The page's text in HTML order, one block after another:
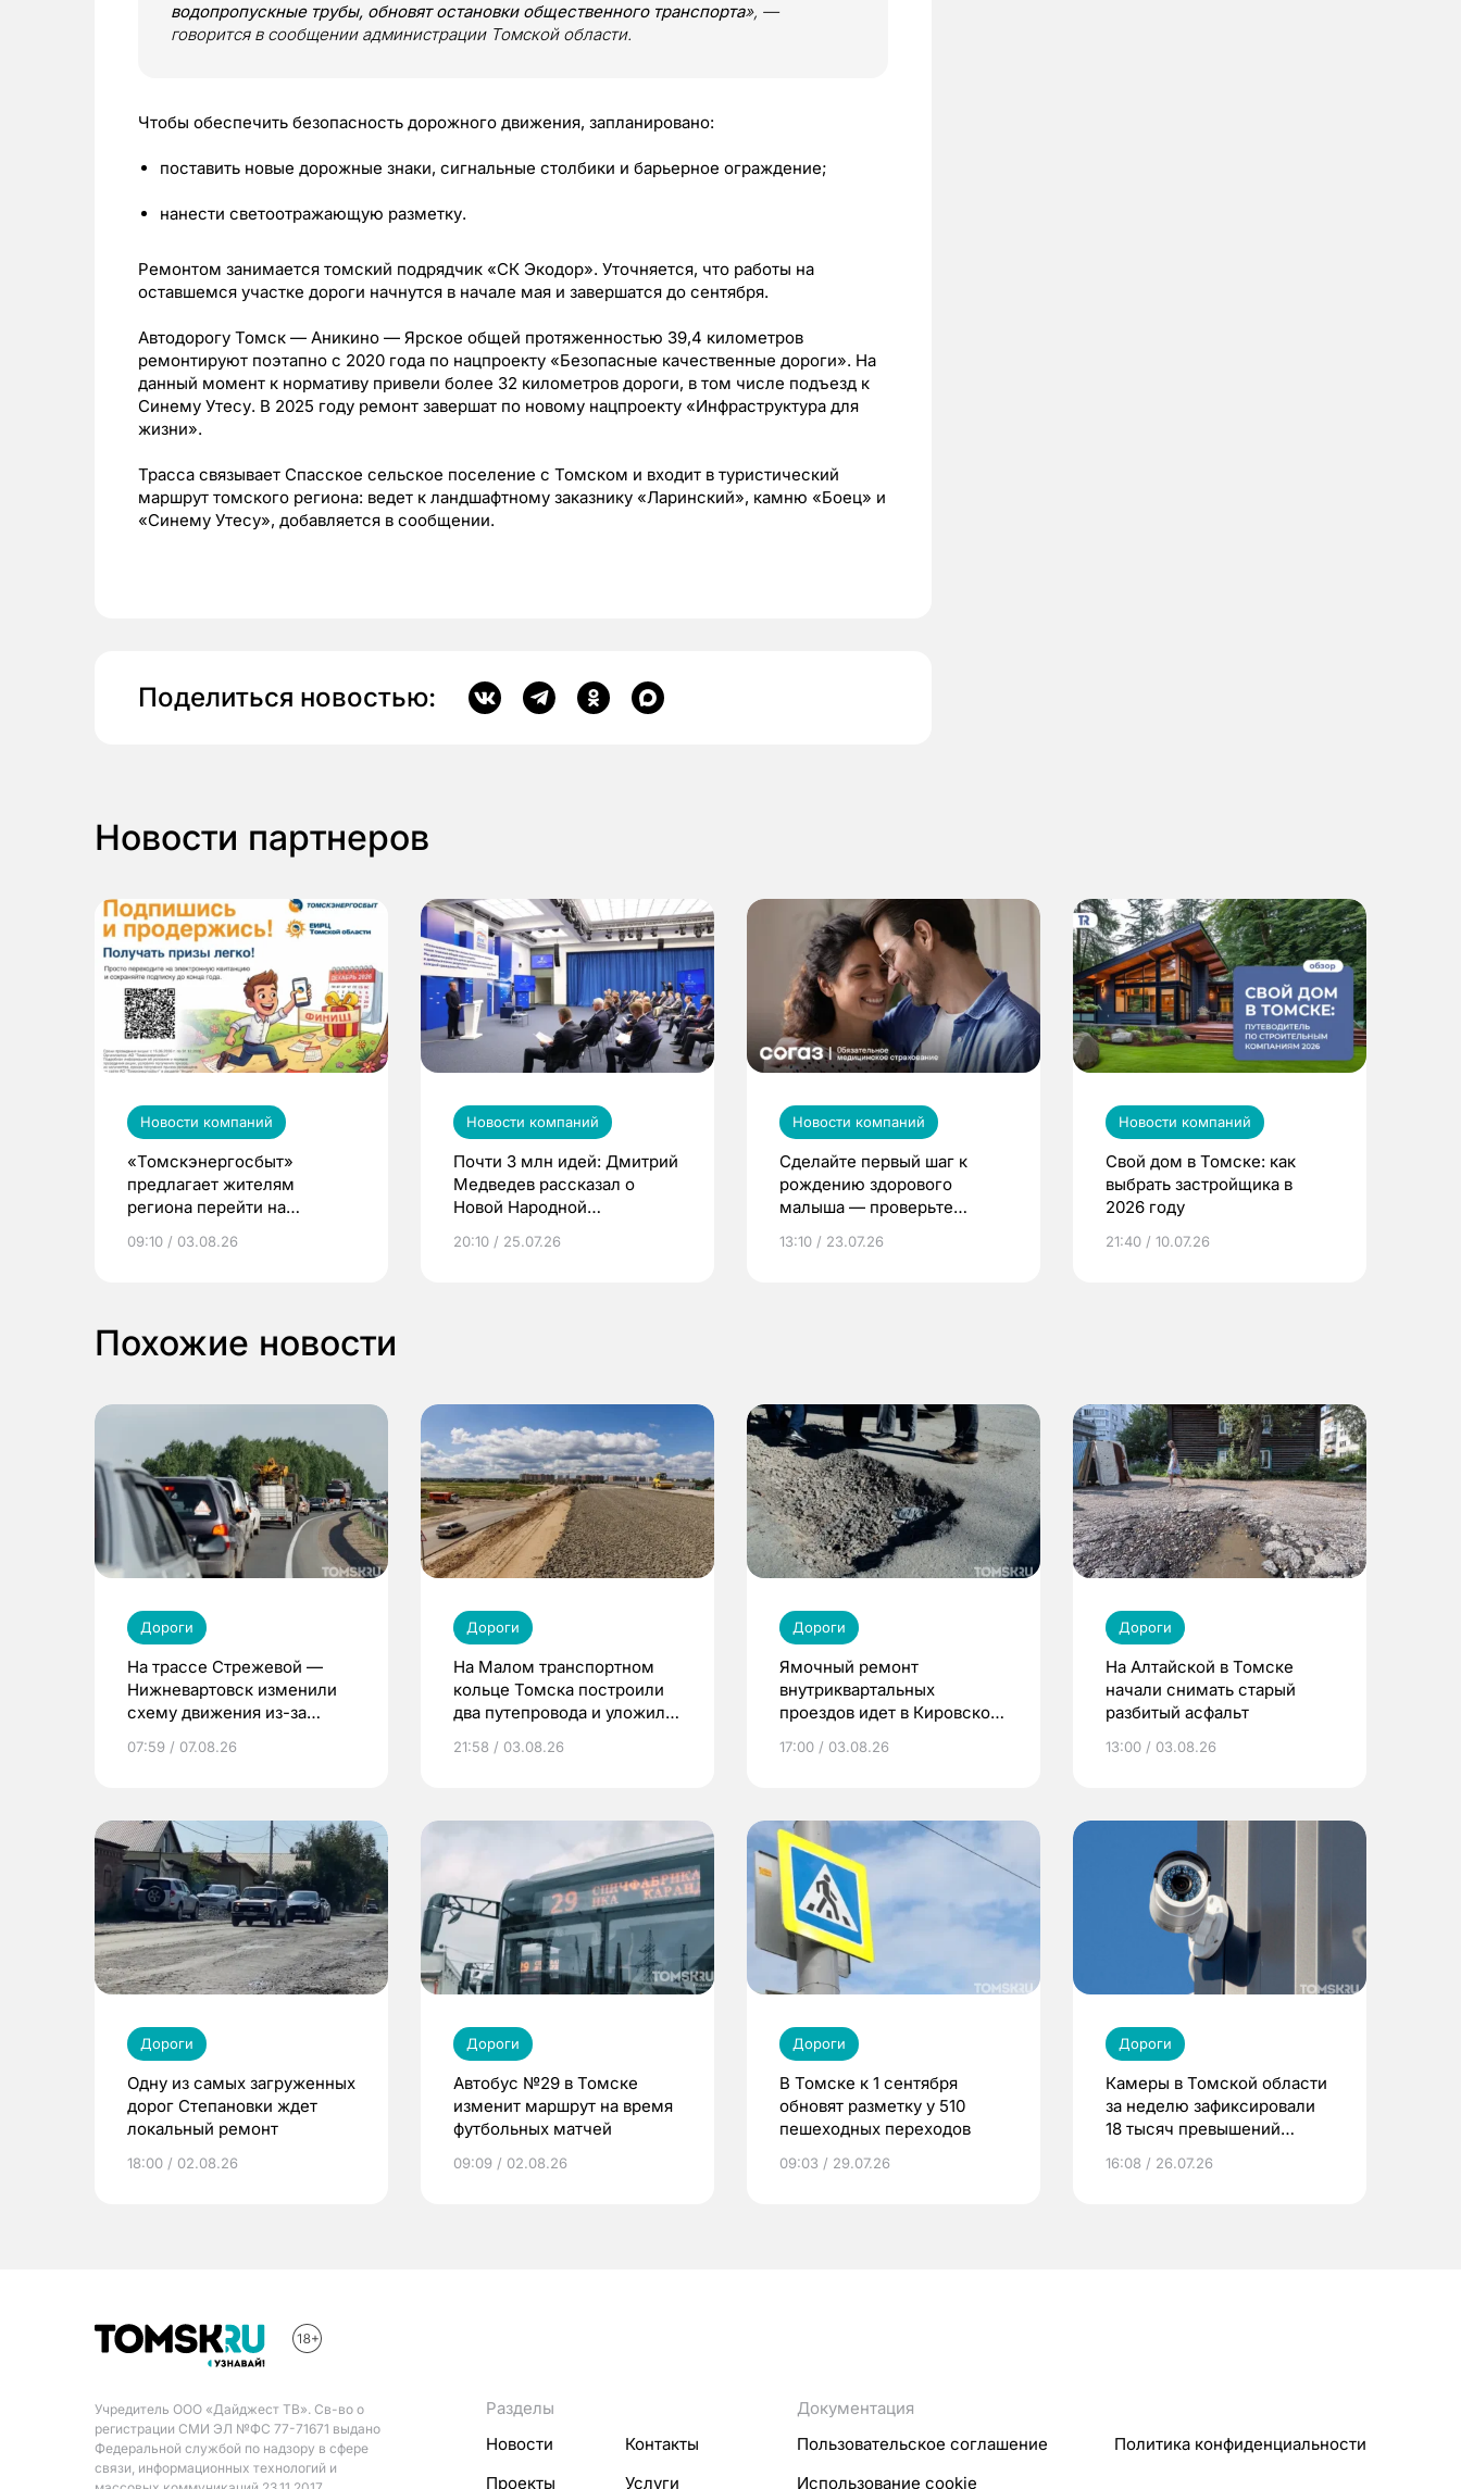
водопропускные трубы, обновят остановки общественного транспорта», —
говорится в сообщении администрации Томской области.
Чтобы обеспечить безопасность дорожного движения, запланировано:
поставить новые дорожные знаки, сигнальные столбики и барьерное ограждение;
нанести светоотражающую разметку.
Ремонтом занимается томский подрядчик «СК Экодор». Уточняется, что работы на
оставшемся участке дороги начнутся в начале мая и завершатся до сентября.
Автодорогу Томск — Аникино — Ярское общей протяженностью 39,4 километров
ремонтируют поэтапно с 2020 года по нацпроекту «Безопасные качественные дороги». На
данный момент к нормативу привели более 32 километров дороги, в том числе подъезд к
Синему Утесу. В 2025 году ремонт завершат по новому нацпроекту «Инфраструктура для
жизни».
Трасса связывает Спасское сельское поселение с Томском и входит в туристический
маршрут томского региона: ведет к ландшафтному заказнику «Ларинский», камню «Боец» и
«Синему Утесу», добавляется в сообщении.
Поделиться новостью:
Новости партнеров
Новости компаний
«Томскэнергосбыт»
предлагает жителям
региона перейти на
выиграть призы
09:10 / 03.08.26
Новости компаний
Почти 3 млн идей: Дмитрий
Медведев рассказал о
Новой Народной
20:10 / 25.07.26
Новости компаний
Сделайте первый шаг к
рождению здорового
малыша — проверьте
по ОМС!
13:10 / 23.07.26
Новости компаний
Свой дом в Томске: как
выбрать застройщика в
2026 году
21:40 / 10.07.26
Похожие новости
Дороги
На трассе Стрежевой —
Нижневартовск изменили
схему движения из-за
07:59 / 07.08.26
Дороги
На Малом транспортном
кольце Томска построили
два путепровода и уложили
21:58 / 03.08.26
Дороги
Ямочный ремонт
внутриквартальных
проездов идет в Кировском
17:00 / 03.08.26
Дороги
На Алтайской в Томске
начали снимать старый
разбитый асфальт
13:00 / 03.08.26
Дороги
Одну из самых загруженных
дорог Степановки ждет
локальный ремонт
18:00 / 02.08.26
Дороги
Автобус №29 в Томске
изменит маршрут на время
футбольных матчей
09:09 / 02.08.26
Дороги
В Томске к 1 сентября
обновят разметку у 510
пешеходных переходов
09:03 / 29.07.26
Дороги
Камеры в Томской области
за неделю зафиксировали
18 тысяч превышений
16:08 / 26.07.26
Учредитель ООО «Дайджест ТВ». Св-во о
регистрации СМИ ЭЛ №ФС 77-71671 выдано
Федеральной службой по надзору в сфере
связи, информационных технологий и
Разделы
Новости
Контакты
Проекты
Услуги
Документация
Пользовательское соглашение
Политика конфиденциальности
Использование cookie